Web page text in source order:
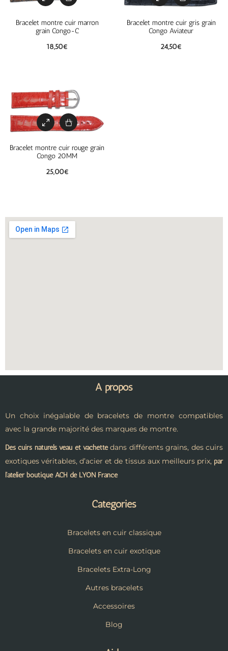
Bracelet montre cuir marron
grain Congo-C
18,50€
Bracelet montre cuir gris grain
Congo Aviateur
24,50€
Bracelet montre cuir rouge grain
Congo 20MM
25,00€
A propos
Un choix inégalable de bracelets de montre compatibles
avec la grande majorité des marques de montre.
Des cuirs naturels veau et vachettedans différents grains, des cuirs
exotiques véritables, d’acier et de tissus aux meilleurs prix, par
l’atelier boutique ACH de LYON France
Catégories
Bracelets en cuir classique
Bracelets en cuir exotique
Bracelets Extra-Long
Autres bracelets
Accessoires
Blog